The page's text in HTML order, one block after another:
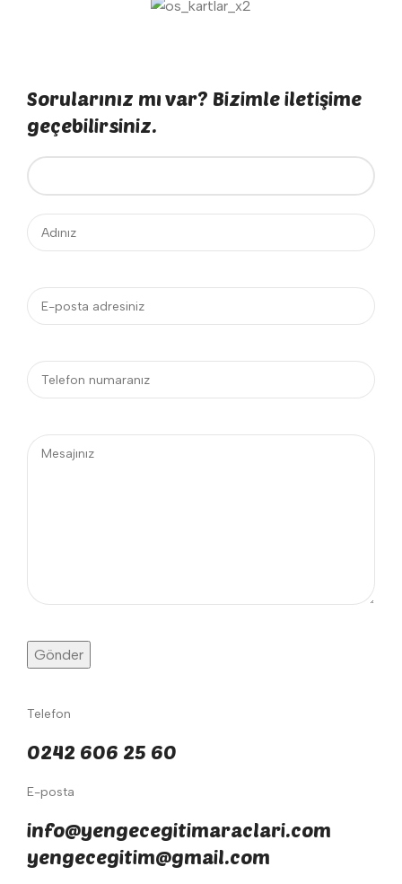
Sorularınız mı var? Bizimle iletişime
geçebilirsiniz.
Telefon
0242 606 25 60
E-posta
info@yengecegitimaraclari.com
yengecegitim@gmail.com